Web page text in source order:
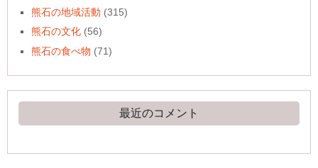
熊石の地域活動 (315)
熊石の文化 (56)
熊石の食べ物 (71)
最近のコメント